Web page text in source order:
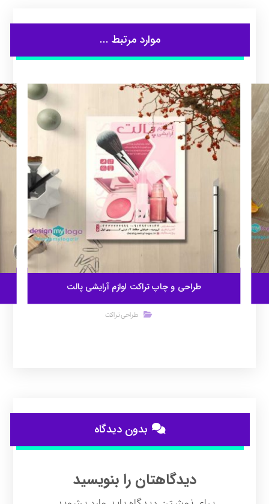
موارد مرتبط ...
طراحی و چاپ تراکت لوازم آرایشی پالت
طراحی تراکت
بدون دیدگاه
دیدگاهتان را بنویسید